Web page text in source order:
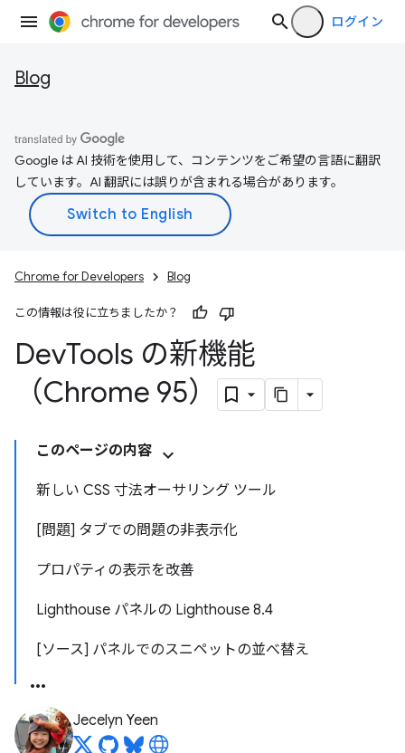
ログイン
Blog
Google は AI 技術を使用して、コンテンツをご希望の言語に翻訳
しています。AI 翻訳には誤りが含まれる場合があります。
Chrome for Developers Blog
この情報は役に立ちましたか？
DevTools の新機能
（Chrome 95）
このページの内容
新しい CSS 寸法オーサリング ツール
[問題] タブでの問題の非表示化
プロパティの表示を改善
Lighthouse パネルの Lighthouse 8.4
[ソース] パネルでのスニペットの並べ替え
Jecelyn Yeen